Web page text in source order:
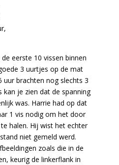
eerste 10 vissen binnen
3 uurtjes op de mat
uur brachten nog slechts 3
kan je zien dat de spanning
was. Harrie had op dat
1 vis nodig om het door
halen. Hij wist het echter
niet gemeld werd.
zoals die in de
keurig de linkerflank in